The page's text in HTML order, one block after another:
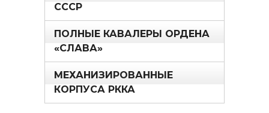
СССР
ПОЛНЫЕ КАВАЛЕРЫ ОРДЕНА
«СЛАВА»
МЕХАНИЗИРОВАННЫЕ
КОРПУСА РККА